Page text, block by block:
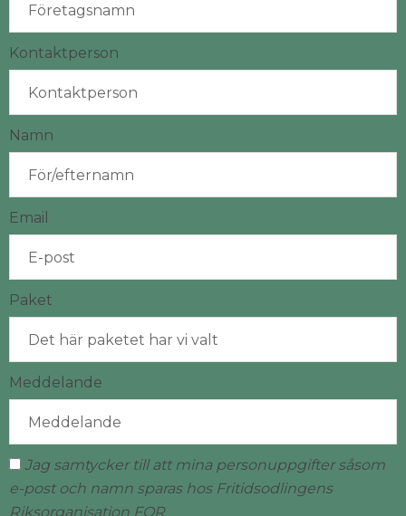
Kontaktperson
Namn
Email
Paket
Meddelande
Jag samtycker till att mina personuppgifter såsom
e-post och namn sparas hos Fritidsodlingens
Riksorganisation FOR